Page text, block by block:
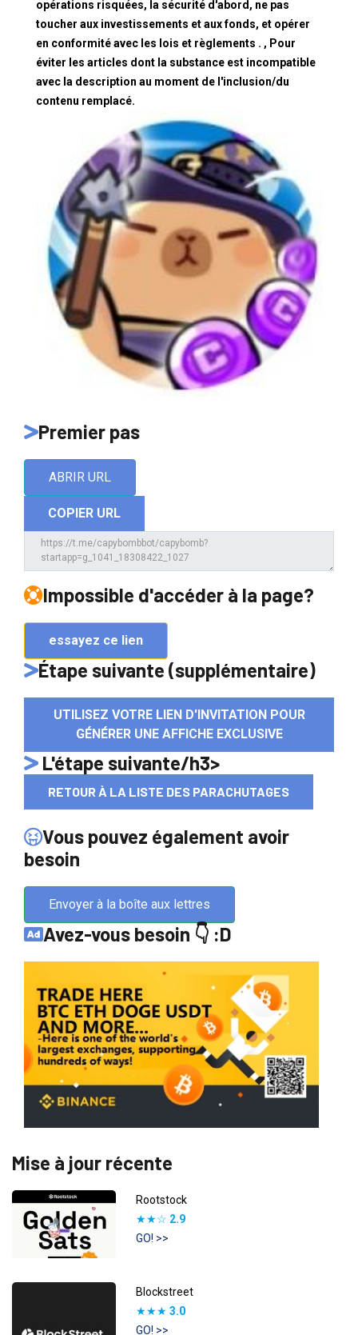
opérations risquées, la sécurité d'abord, ne pas
toucher aux investissements et aux fonds, et opérer
en conformité avec les lois et règlements . , Pour
éviter les articles dont la substance est incompatible
avec la description au moment de l'inclusion/du
contenu remplacé.
Premier pas
ABRIR URL
COPIER URL
Impossible d'accéder à la page?
essayez ce lien
Étape suivante (supplémentaire)
UTILISEZ VOTRE LIEN D'INVITATION POUR
GÉNÉRER UNE AFFICHE EXCLUSIVE
L'étape suivante/h3>
RETOUR À LA LISTE DES PARACHUTAGES
Vous pouvez également avoir
besoin
Envoyer à la boîte aux lettres
Avez-vous besoin 👇 :D
Mise à jour récente
Rootstock
★★☆ 2.9
GO! >>
Blockstreet
★★★ 3.0
GO! >>